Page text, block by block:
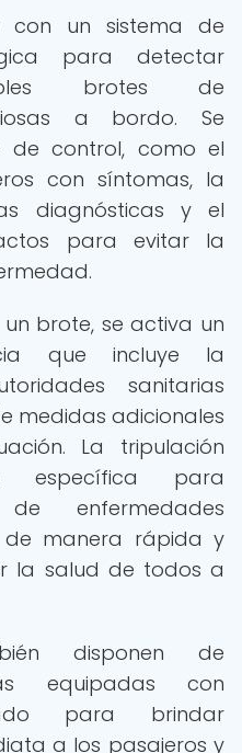
con un sistema de
para detectar
brotes de
a bordo. Se
de control, como el
con síntomas, la
diagnósticas y el
para evitar la
brote, se activa un
que incluye la
sanitarias
medidas adicionales
La tripulación
específica para
enfermedades
manera rápida y
la salud de todos a
disponen de
equipadas con
para brindar
a los pasajeros y